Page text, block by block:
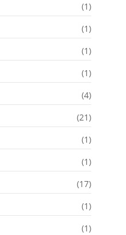
(1)
(1)
(1)
(1)
(4)
(21)
(1)
(1)
(17)
(1)
(1)